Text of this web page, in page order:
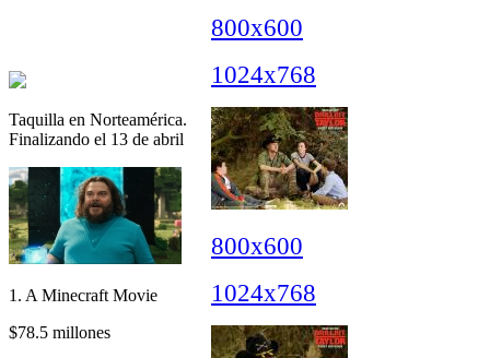
Taquilla en Norteamérica.
Finalizando el 13 de abril
1. A Minecraft Movie
$78.5 millones
800x600
1024x768
800x600
1024x768